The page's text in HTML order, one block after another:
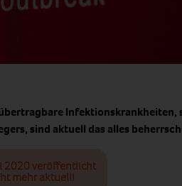
Infektionskrankheiten,
sind aktuell das alles
2020 veröffentlicht
mehr aktuell!